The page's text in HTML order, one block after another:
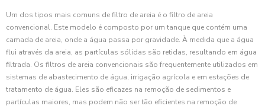
Um dos tipos mais comuns de filtro de areia é o filtro de areia
convencional. Este modelo é composto por um tanque que contém uma
camada de areia, onde a água passa por gravidade. À medida que a água
flui através da areia, as partículas sólidas são retidas, resultando em água
filtrada. Os filtros de areia convencionais são frequentemente utilizados em
sistemas de abastecimento de água, irrigação agrícola e em estações de
tratamento de água. Eles são eficazes na remoção de sedimentos e
partículas maiores, mas podem não ser tão eficientes na remoção de